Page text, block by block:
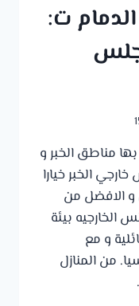
ت:
مجلس
مناطق الخبر و
الخبر خيارا
و الافضل من
الخارجيه بيئة
و مع
من المنازل